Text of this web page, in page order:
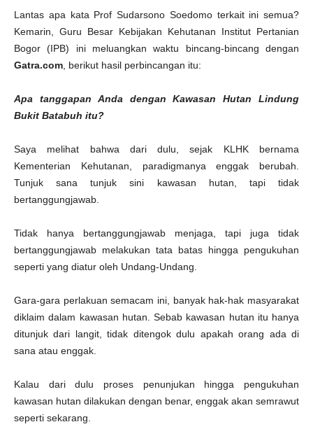
Lantas apa kata Prof Sudarsono Soedomo terkait ini semua?
Kemarin, Guru Besar Kebijakan Kehutanan Institut Pertanian
Bogor (IPB) ini meluangkan waktu bincang-bincang dengan
Gatra.com , berikut hasil perbincangan itu:
Apa tanggapan Anda dengan Kawasan Hutan Lindung
Bukit Batabuh itu?
Saya melihat bahwa dari dulu, sejak KLHK bernama
Kementerian Kehutanan, paradigmanya enggak berubah.
Tunjuk sana tunjuk sini kawasan hutan, tapi tidak
bertanggungjawab.
Tidak hanya bertanggungjawab menjaga, tapi juga tidak
bertanggungjawab melakukan tata batas hingga pengukuhan
seperti yang diatur oleh Undang-Undang.
Gara-gara perlakuan semacam ini, banyak hak-hak masyarakat
diklaim dalam kawasan hutan. Sebab kawasan hutan itu hanya
ditunjuk dari langit, tidak ditengok dulu apakah orang ada di
sana atau enggak.
Kalau dari dulu proses penunjukan hingga pengukuhan
kawasan hutan dilakukan dengan benar, enggak akan semrawut
seperti sekarang.